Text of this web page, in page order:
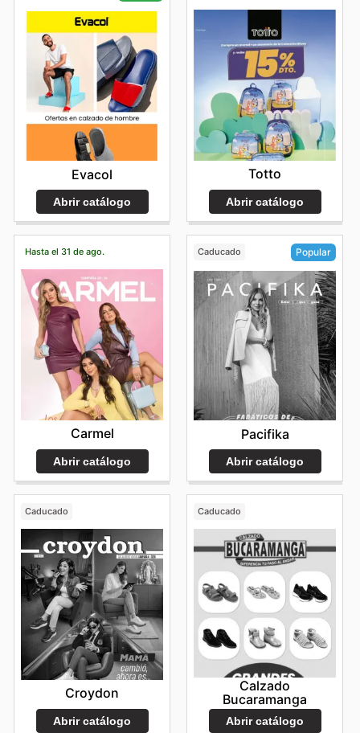
Evacol
Abrir catálogo
Totto
Abrir catálogo
Hasta el 31 de ago.
Carmel
Abrir catálogo
Caducado Popular
Pacifika
Abrir catálogo
Caducado
Croydon
Abrir catálogo
Caducado
Calzado
Bucaramanga
Abrir catálogo